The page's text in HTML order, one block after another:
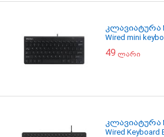
კლავიატურა
Wired mini
49 ლარი
კლავიატურა
Wired Keyboard